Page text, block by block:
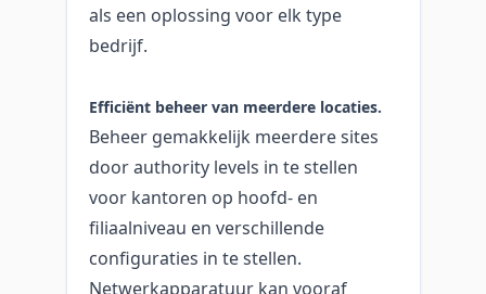
als een oplossing voor elk type
bedrijf.
Efficiënt beheer van meerdere locaties.
Beheer gemakkelijk meerdere sites
door authority levels in te stellen
voor kantoren op hoofd- en
filiaalniveau en verschillende
configuraties in te stellen.
Netwerkapparatuur kan vooraf